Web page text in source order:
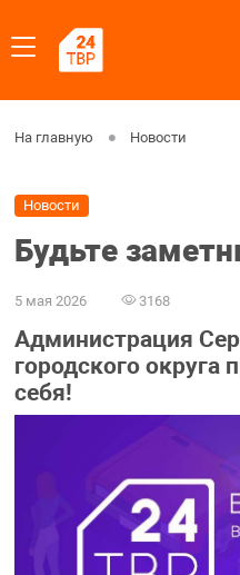
На главную Новости
Новости
Будьте
5 мая 2026 3168
Администрация
городского округа
себя!